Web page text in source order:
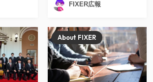
FIXER広報
About FIXER